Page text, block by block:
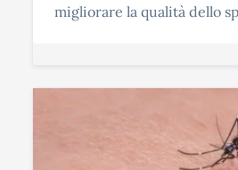
migliorare la qualità dello